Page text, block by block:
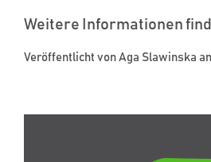
Weitere Informationen
Veröffentlicht von Aga Slawinska